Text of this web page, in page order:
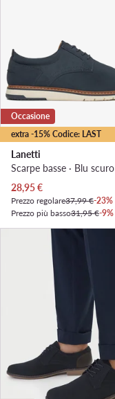
extra -15% Codice: LAST
Occasione
Lanetti
Scarpe basse · Blu scuro
Prezzo attuale
28,95€
Prezzo regolare37,99 €-23%
Prezzo più basso31,95 €-9%